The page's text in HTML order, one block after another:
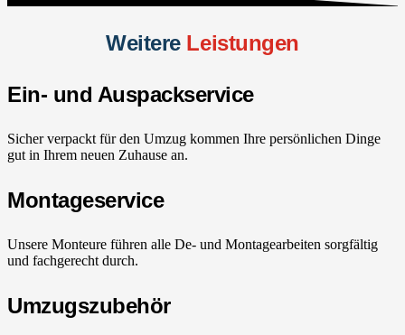
Weitere Leistungen
Ein- und Auspackservice
Sicher verpackt für den Umzug kommen Ihre persönlichen Dinge
gut in Ihrem neuen Zuhause an.
Montageservice
Unsere Monteure führen alle De- und Montagearbeiten sorgfältig
und fachgerecht durch.
Umzugszubehör